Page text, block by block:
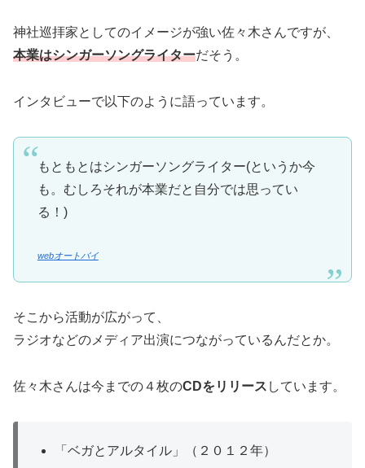
神社巡拝家としてのイメージが強い佐々木さんですが、
本業はシンガーソングライターだそう。
インタビューで以下のように語っています。
もともとはシンガーソングライター(というか今
も。むしろそれが本業だと自分では思ってい
る！)
webオートバイ
そこから活動が広がって、
ラジオなどのメディア出演につながっているんだとか。
佐々木さんは今までの４枚のCDをリリース しています。
「ベガとアルタイル」（２０１２年）